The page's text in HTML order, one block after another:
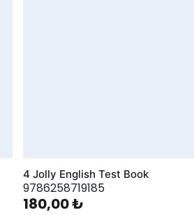
4 Jolly English Test Book
9786258719185
180,00 ₺